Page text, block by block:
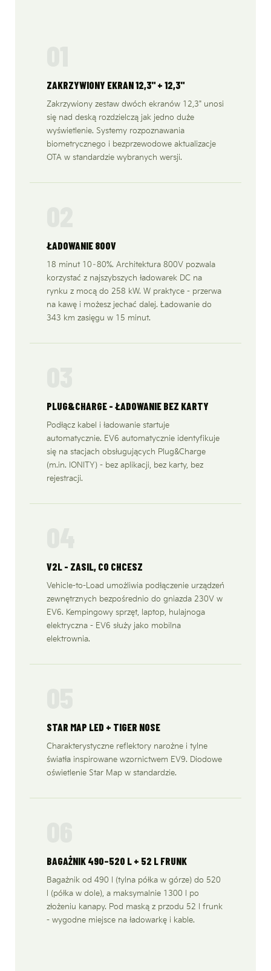
ZAKRZYWIONY EKRAN 12,3" + 12,3"
Zakrzywiony zestaw dwóch ekranów 12,3" unosi
się nad deską rozdzielczą jak jedno duże
wyświetlenie. Systemy rozpoznawania
biometrycznego i bezprzewodowe aktualizacje
OTA w standardzie wybranych wersji.
ŁADOWANIE 800V
18 minut 10–80%. Architektura 800V pozwala
korzystać z najszybszych ładowarek DC na
rynku z mocą do 258 kW. W praktyce - przerwa
na kawę i możesz jechać dalej. Ładowanie do
343 km zasięgu w 15 minut.
PLUG&CHARGE - ŁADOWANIE BEZ KARTY
Podłącz kabel i ładowanie startuje
automatycznie. EV6 automatycznie identyfikuje
się na stacjach obsługujących Plug&Charge
(m.in. IONITY) - bez aplikacji, bez karty, bez
rejestracji.
V2L - ZASIL, CO CHCESZ
Vehicle-to-Load umożliwia podłączenie urządzeń
zewnętrznych bezpośrednio do gniazda 230V w
EV6. Kempingowy sprzęt, laptop, hulajnoga
elektryczna - EV6 służy jako mobilna
elektrownia.
STAR MAP LED + TIGER NOSE
Charakterystyczne reflektory narożne i tylne
światła inspirowane wzornictwem EV9. Diodowe
oświetlenie Star Map w standardzie.
BAGAŻNIK 490–520 L + 52 L FRUNK
Bagażnik od 490 l (tylna półka w górze) do 520
l (półka w dole), a maksymalnie 1300 l po
złożeniu kanapy. Pod maską z przodu 52 l frunk
- wygodne miejsce na ładowarkę i kable.